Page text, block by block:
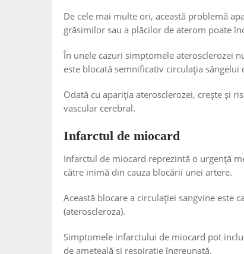
De cele mai multe ori, această problemă
grăsimilor sau a plăcilor de aterom poate
În unele cazuri simptomele aterosclerozei
este blocată semnificativ circulația sângelui
Odată cu apariția aterosclerozei, crește și
vascular cerebral.
Infarctul de miocard
Infarctul de miocard reprezintă o urgență
către inimă din cauza blocării unei artere.
Această blocare a circulației sangvine este
(ateroscleroza).
Simptomele infarctului de miocard pot
de amețeală și respirație îngreunată.